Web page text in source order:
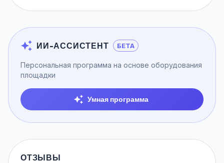
ИИ-АССИСТЕНТ БЕТА
Персональная программа на основе оборудования
площадки
Умная программа
ОТЗЫВЫ